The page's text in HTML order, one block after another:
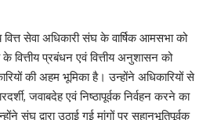
वित्त सेवा अधिकारी संघ के वार्षिक आमसभा को
वित्तीय प्रबंधन एवं वित्तीय अनुशासन को
की अहम भूमिका है। उन्होंने अधिकारियों से
जवाबदेह एवं निष्ठापूर्वक निर्वहन करने का
संघ द्वारा उठाई गई मांगों पर सहानुभूतिपूर्वक